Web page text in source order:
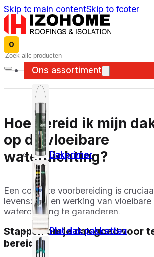
Skip to main contentSkip to footer
0
Ons assortiment
Dakprimer
Plat dak pakketten
Search
Hoe bereid ik mijn
op de vloeibare
waterdichting?
Een correcte voorbereiding is
levensduur en werking van vloeibare
waterdichting te garanderen.
Stappen om je dak goed voor
bereiden: